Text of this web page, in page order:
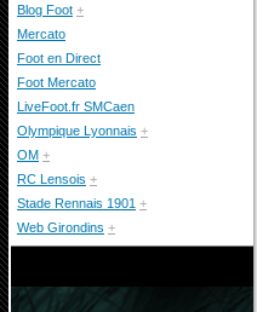
Blog Foot +
Mercato
Foot en Direct
Foot Mercato
LiveFoot.fr SMCaen
Olympique Lyonnais +
OM +
RC Lensois +
Stade Rennais 1901 +
Web Girondins +